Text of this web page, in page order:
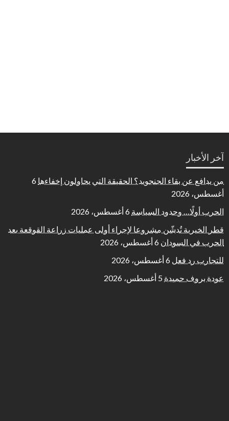
آخر الأخبار
من يدافع عن بقاء الجنجويد؟ الحقيقة التي يحاولون إخفاءها 6
أغسطس، 2026
الحرب أولًا… وحدود السياسة 6 أغسطس، 2026
قطر الخيرية تُدشّن مشروعا لإجراء أولى عمليات زراعة القوقعة بعد
الحرب في السودان 6 أغسطس، 2026
للتجارب رد فعل 6 أغسطس، 2026
عودة بروف حميدة 5 أغسطس، 2026